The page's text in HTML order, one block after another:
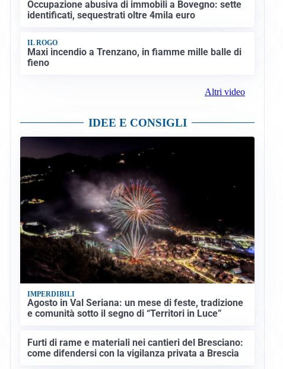
Occupazione abusiva di immobili a Bovegno: sette
identificati, sequestrati oltre 4mila euro
IL ROGO
Maxi incendio a Trenzano, in fiamme mille balle di
fieno
Altri video
IDEE E CONSIGLI
IMPERDIBILI
Agosto in Val Seriana: un mese di feste, tradizione
e comunità sotto il segno di “Territori in Luce”
Furti di rame e materiali nei cantieri del Bresciano:
come difendersi con la vigilanza privata a Brescia